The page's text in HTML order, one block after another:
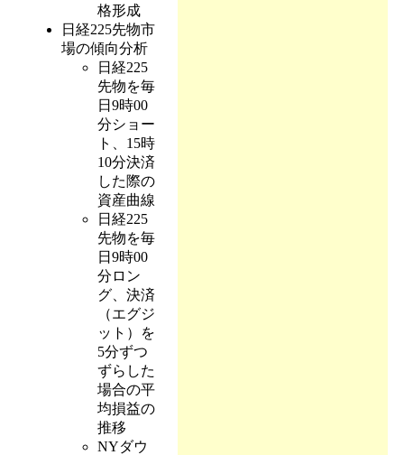
格形成
日経225先物市
場の傾向分析
日経225
先物を毎
日9時00
分ショー
ト、15時
10分決済
した際の
資産曲線
日経225
先物を毎
日9時00
分ロン
グ、決済
（エグジ
ット）を
5分ずつ
ずらした
場合の平
均損益の
推移
NYダウ